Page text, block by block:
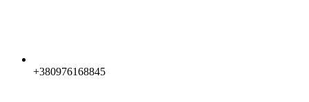
+380976168845